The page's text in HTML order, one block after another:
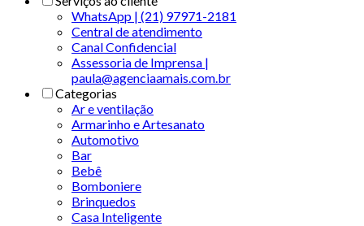
WhatsApp | (21) 97971-2181
Central de atendimento
Canal Confidencial
Assessoria de Imprensa |
paula@agenciaamais.com.br
Categorias
Ar e ventilação
Armarinho e Artesanato
Automotivo
Bar
Bebê
Bomboniere
Brinquedos
Casa Inteligente